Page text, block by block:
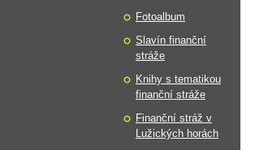
Fotoalbum
Slavín finanční
stráže
Knihy s tematikou
finanční stráže
Finanční stráž v
Lužických horách